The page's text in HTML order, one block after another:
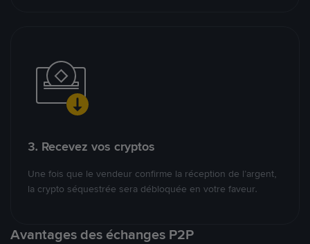
3. Recevez vos cryptos
Une fois que le vendeur confirme la réception de l’argent,
la crypto séquestrée sera débloquée en votre faveur.
Avantages des échanges P2P